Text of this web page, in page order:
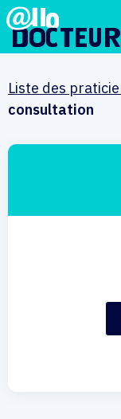
Liste des
consultation